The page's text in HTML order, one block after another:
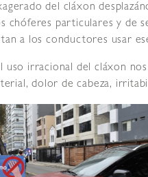
del cláxon
chóferes particulares y de
a los conductores usar
uso irracional del cláxon
dolor de cabeza,